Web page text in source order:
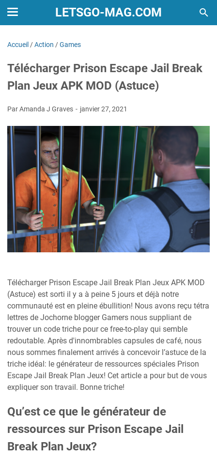
LETSGO-MAG.COM
Accueil /Action /Games
Télécharger Prison Escape Jail Break
Plan Jeux APK MOD (Astuce)
Par Amanda J Graves janvier 27, 2021
Télécharger Prison Escape Jail Break Plan Jeux APK MOD
(Astuce) est sorti il y a à peine 5 jours et déjà notre
communauté est en pleine ébullition! Nous avons reçu tétra
lettres de Jochorne blogger Gamers nous suppliant de
trouver un code triche pour ce free-to-play qui semble
redoutable. Après d'innombrables capsules de café, nous
nous sommes finalement arrivés à concevoir l’astuce de la
triche idéal: le générateur de ressources spéciales Prison
Escape Jail Break Plan Jeux! Cet article a pour but de vous
expliquer son travail. Bonne triche!
Qu’est ce que le générateur de
ressources sur Prison Escape Jail
Break Plan Jeux?